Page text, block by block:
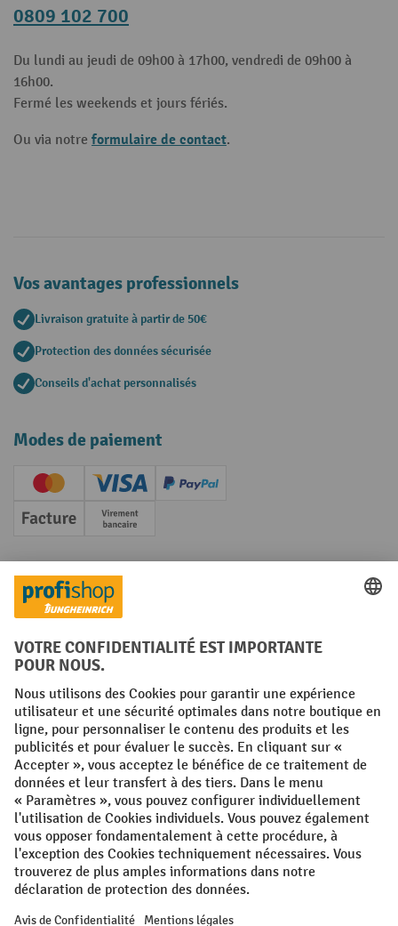
0809 102 700
Du lundi au jeudi de 09h00 à 17h00, vendredi de 09h00 à
16h00.
Fermé les weekends et jours fériés.
Ou via notre formulaire de contact.
Vos avantages professionnels
Livraison gratuite à partir de 50€
Protection des données sécurisée
Conseils d'achat personnalisés
Modes de paiement
Creditcard (Master)Creditcard (Visa)
PayPal
Facture Paiement anticipé
Réseaux sociaux
Facebook
YouTube
LinkedInInstagram
Conditions générales Mentions légales
Protection des Données Politique de cookies
All prices excl. VAT plusshipping costsand possible delivery charges,
if not stated otherwise.
¹ La remise est valable jusqu'à épuisement des stocks. La remise ne
s'applique pas aux prix spéciaux. Il n'est pas possible de le combiner
avec d'autres réductions en pourcentage ou bons de réduction. | ² Une
réduction unique est offerte lors de la première inscription à la
toute commande d'un montant net minimum de 250 €. Le pourcentage